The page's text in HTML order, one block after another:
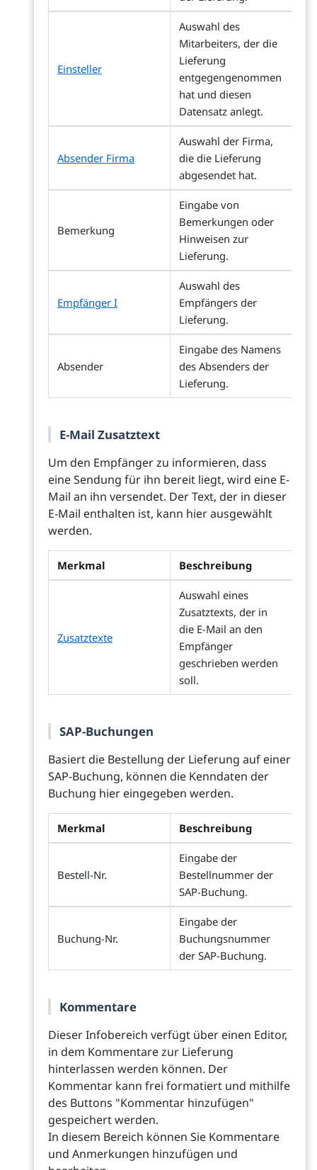
Einsteller
Auswahl des
Mitarbeiters, der die
Lieferung
entgegengenommen
hat und diesen
Datensatz anlegt.
Absender Firma
Auswahl der Firma,
die die Lieferung
abgesendet hat.
Bemerkung
Eingabe von
Bemerkungen oder
Hinweisen zur
Lieferung.
Empfänger I
Auswahl des
Empfängers der
Lieferung.
Absender
Eingabe des Namens
des Absenders der
Lieferung.
E-Mail Zusatztext
Um den Empfänger zu informieren, dass
eine Sendung für ihn bereit liegt, wird eine E-
Mail an ihn versendet. Der Text, der in dieser
E-Mail enthalten ist, kann hier ausgewählt
werden.
Merkmal Beschreibung
Zusatztexte
Auswahl eines
Zusatztexts, der in
die E-Mail an den
Empfänger
geschrieben werden
soll.
SAP-Buchungen
Basiert die Bestellung der Lieferung auf einer
SAP-Buchung, können die Kenndaten der
Buchung hier eingegeben werden.
Merkmal Beschreibung
Bestell-Nr.
Eingabe der
Bestellnummer der
SAP-Buchung.
Buchung-Nr.
Eingabe der
Buchungsnummer
der SAP-Buchung.
Kommentare
Dieser Infobereich verfügt über einen Editor,
in dem Kommentare zur Lieferung
hinterlassen werden können. Der
Kommentar kann frei formatiert und mithilfe
des Buttons "Kommentar hinzufügen"
gespeichert werden.
In diesem Bereich können Sie Kommentare
und Anmerkungen hinzufügen und